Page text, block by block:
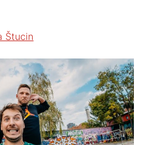
Štucin